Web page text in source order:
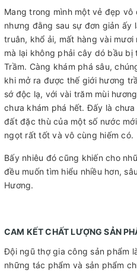
Mang trong mình một vẻ đẹp
nhưng đằng sau sự đơn giản ấy
truân, khổ ải, mất hàng vài
mà lại không phải cây dó bầu bị
Trầm. Càng khám phá sâu,
khi mở ra được thế giới hương
sớ độc lạ, với vài trăm mùi
chưa khám phá hết. Đấy là
đất đặc thù của một số nước
ngọt rất tốt và vô cùng hiếm có.
Bấy nhiêu đó cũng khiến cho
đều muốn tìm hiểu nhiều hơn,
Hương.
CAM KẾT CHẤT LƯỢNG SẢN
Đội ngũ thợ gia công sản phẩm
những tác phẩm và sản phẩm